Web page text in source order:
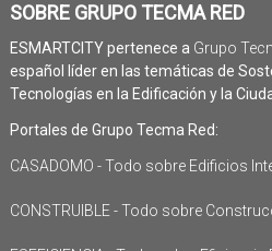
SOBRE GRUPO TECMA RED
ESMARTCITY pertenece a Grupo
español líder en las temáticas de
Tecnologías en la Edificación y la
Portales de Grupo Tecma Red:
CASADOMO - Todo sobre Edificios
CONSTRUIBLE - Todo sobre